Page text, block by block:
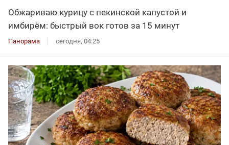
Обжариваю курицу с пекинской капустой и
имбирём: быстрый вок готов за 15 минут
Панорама сегодня, 04:25